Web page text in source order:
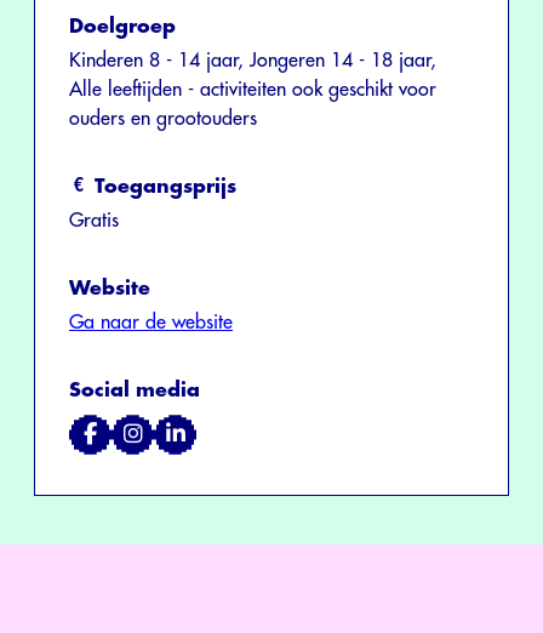
Doelgroep
Kinderen 8 - 14 jaar, Jongeren 14 - 18 jaar,
Alle leeftijden - activiteiten ook geschikt voor
ouders en grootouders
Toegangsprijs
Gratis
Website
Ga naar de website
Social media